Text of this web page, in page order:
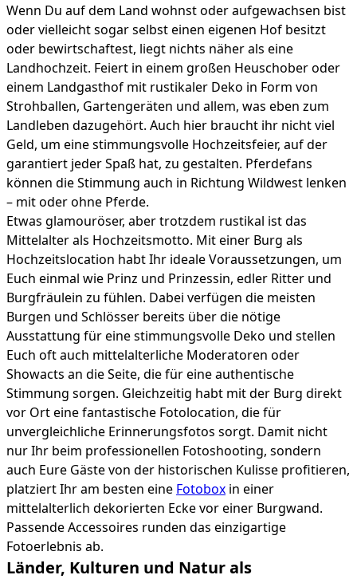
Wenn Du auf dem Land wohnst oder aufgewachsen bist
oder vielleicht sogar selbst einen eigenen Hof besitzt
oder bewirtschaftest, liegt nichts näher als eine
Landhochzeit. Feiert in einem großen Heuschober oder
einem Landgasthof mit rustikaler Deko in Form von
Strohballen, Gartengeräten und allem, was eben zum
Landleben dazugehört. Auch hier braucht ihr nicht viel
Geld, um eine stimmungsvolle Hochzeitsfeier, auf der
garantiert jeder Spaß hat, zu gestalten. Pferdefans
können die Stimmung auch in Richtung Wildwest lenken
– mit oder ohne Pferde.
Etwas glamouröser, aber trotzdem rustikal ist das
Mittelalter als Hochzeitsmotto. Mit einer Burg als
Hochzeitslocation habt Ihr ideale Voraussetzungen, um
Euch einmal wie Prinz und Prinzessin, edler Ritter und
Burgfräulein zu fühlen. Dabei verfügen die meisten
Burgen und Schlösser bereits über die nötige
Ausstattung für eine stimmungsvolle Deko und stellen
Euch oft auch mittelalterliche Moderatoren oder
Showacts an die Seite, die für eine authentische
Stimmung sorgen. Gleichzeitig habt mit der Burg direkt
vor Ort eine fantastische Fotolocation, die für
unvergleichliche Erinnerungsfotos sorgt. Damit nicht
nur Ihr beim professionellen Fotoshooting, sondern
auch Eure Gäste von der historischen Kulisse profitieren,
platziert Ihr am besten eine Fotobox in einer
mittelalterlich dekorierten Ecke vor einer Burgwand.
Passende Accessoires runden das einzigartige
Fotoerlebnis ab.
Länder, Kulturen und Natur als